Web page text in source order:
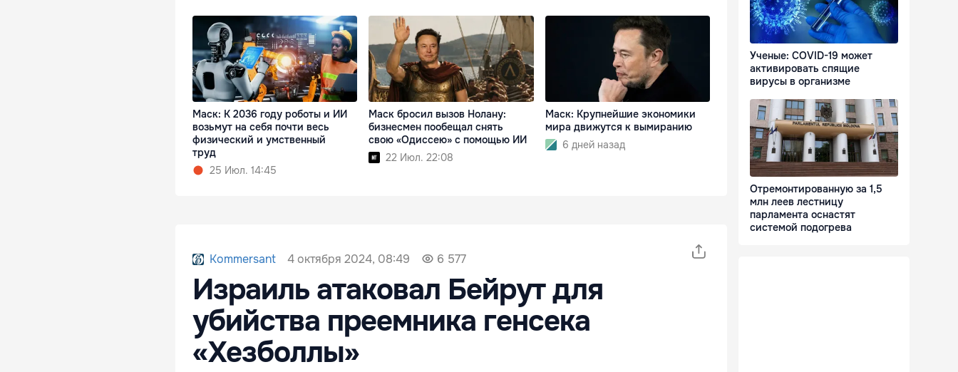
Маск: К 2036 году роботы и ИИ
возьмут на себя почти весь
физический и умственный
труд
25 Июл. 14:45
Маск бросил вызов Нолану:
бизнесмен пообещал снять
свою «Одиссею» с помощью ИИ
22 Июл. 22:08
Маск: Крупнейшие экономики
мира движутся к вымиранию
6 дней назад
Kommersant 4 октября 2024, 08:49 6 577
Израиль атаковал Бейрут для
убийства преемника генсека
«Хезболлы»
Ученые: COVID-19 может
активировать спящие
вирусы в организме
Отремонтированную за 1,5
млн леев лестницу
парламента оснастят
системой подогрева